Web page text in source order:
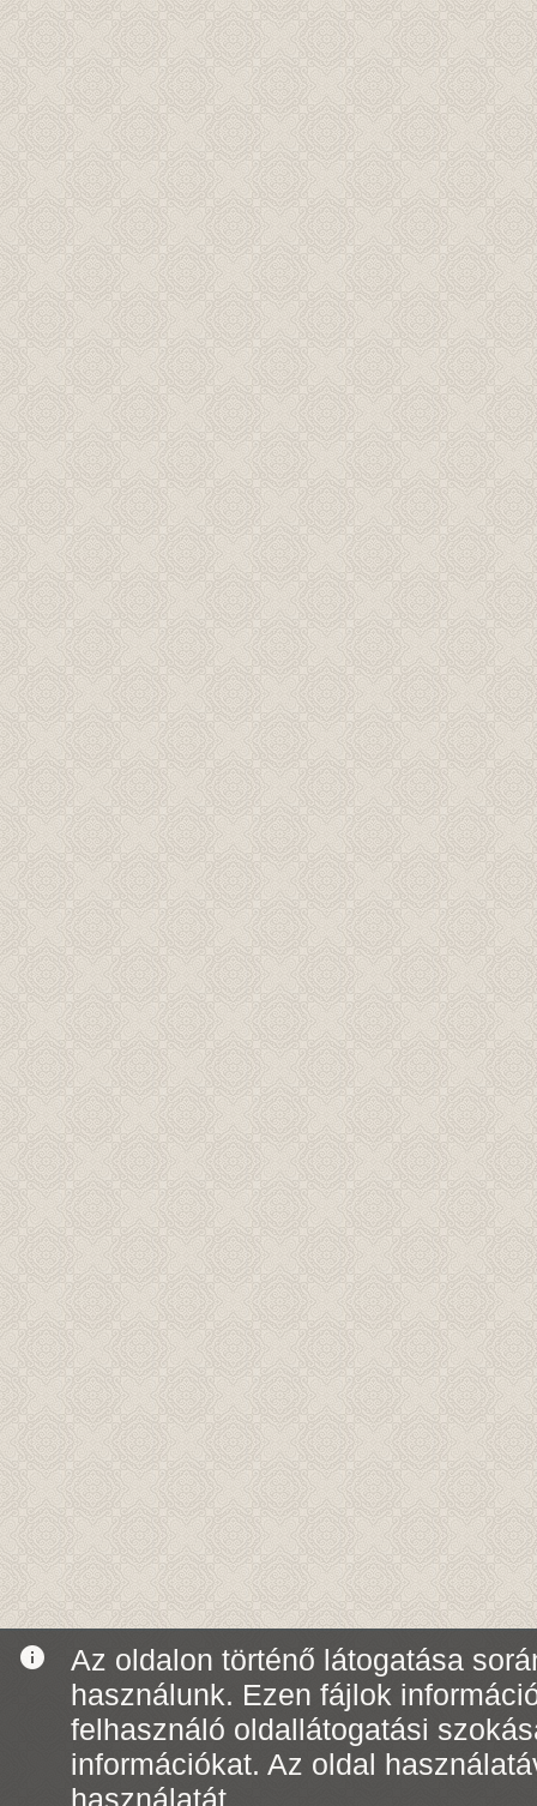
info
Az oldalon történő látogatása
használunk. Ezen fájlok
felhasználó oldallátogatási
információkat. Az oldal
használatát.